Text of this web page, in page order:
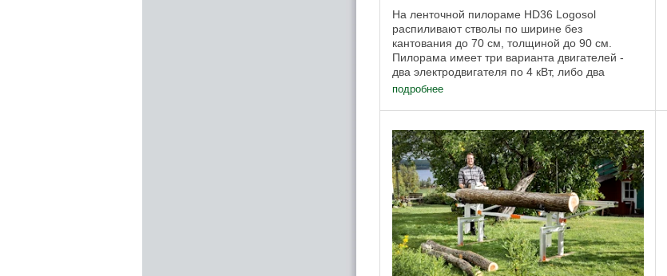
На ленточной пилораме HD36 Logosol
распиливают стволы по ширине без
кантования до 70 см, толщиной до 90 см.
Пилорама имеет три варианта двигателей -
два электродвигателя по 4 кВт, либо два
двигателя по 6 кВт или бензиновый двигатель.
подробнее